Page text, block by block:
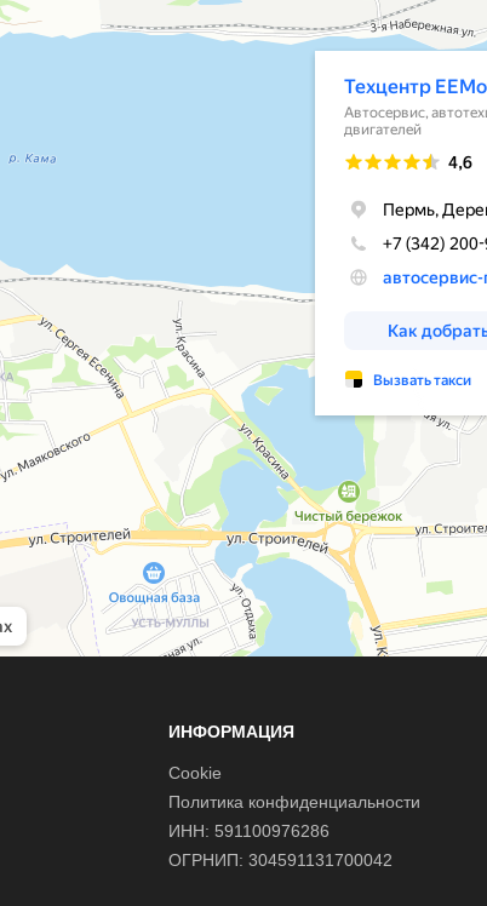
ИНФОРМАЦИЯ
Cookie
Политика конфиденциальности
ИНН: 591100976286
ОГРНИП: 304591131700042